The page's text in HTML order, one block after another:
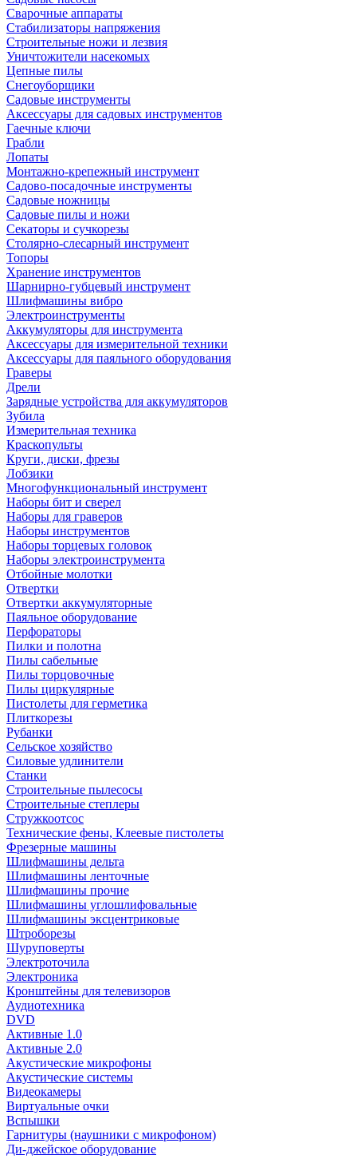
Сварочные аппараты
Стабилизаторы напряжения
Строительные ножи и лезвия
Уничтожители насекомых
Цепные пилы
Снегоуборщики
Садовые инструменты
Аксессуары для садовых инструментов
Гаечные ключи
Грабли
Лопаты
Монтажно-крепежный инструмент
Садово-посадочные инструменты
Садовые ножницы
Садовые пилы и ножи
Секаторы и сучкорезы
Столярно-слесарный инструмент
Топоры
Хранение инструментов
Шарнирно-губцевый инструмент
Шлифмашины вибро
Электроинструменты
Аккумуляторы для инструмента
Аксессуары для измерительной техники
Аксессуары для паяльного оборудования
Граверы
Дрели
Зарядные устройства для аккумуляторов
Зубила
Измерительная техника
Краскопульты
Круги, диски, фрезы
Лобзики
Многофункциональный инструмент
Наборы бит и сверел
Наборы для граверов
Наборы инструментов
Наборы торцевых головок
Наборы электроинструмента
Отбойные молотки
Отвертки
Отвертки аккумуляторные
Паяльное оборудование
Перфораторы
Пилки и полотна
Пилы сабельные
Пилы торцовочные
Пилы циркулярные
Пистолеты для герметика
Плиткорезы
Рубанки
Сельское хозяйство
Силовые удлинители
Станки
Строительные пылесосы
Строительные степлеры
Стружкоотсос
Технические фены, Клеевые пистолеты
Фрезерные машины
Шлифмашины дельта
Шлифмашины ленточные
Шлифмашины прочие
Шлифмашины углошлифовальные
Шлифмашины эксцентриковые
Штроборезы
Шуруповерты
Электроточила
Электроника
Кронштейны для телевизоров
Аудиотехника
DVD
Активные 1.0
Активные 2.0
Акустические микрофоны
Акустические системы
Видеокамеры
Виртуальные очки
Вспышки
Гарнитуры (наушники с микрофоном)
Ди-джейское оборудование